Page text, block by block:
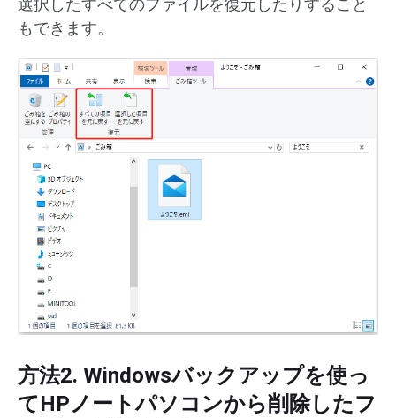
選択したすべてのファイルを復元したりすること
もできます。
方法2. Windowsバックアップを使っ
てHPノートパソコンから削除したフ